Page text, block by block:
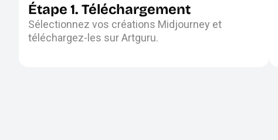
Étape 1. Téléchargement
Sélectionnez vos créations Midjourney et
téléchargez-les sur Artguru.